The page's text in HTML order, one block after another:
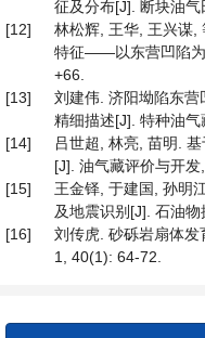
征及分布[J]. 断块油
[12]
林松辉, 王华, 王兴谋,
特征——以东营凹陷为
+66.
[13]
刘建伟. 济阳坳陷东
精细描述[J]. 特种油
[14]
吕世超, 林亮, 苗明.
[J]. 油气藏评价与开
[15]
王金铎, 于建国, 孙明
及地震识别[J]. 石油
[16]
刘传虎. 砂砾岩扇体
1, 40(1): 64-72.